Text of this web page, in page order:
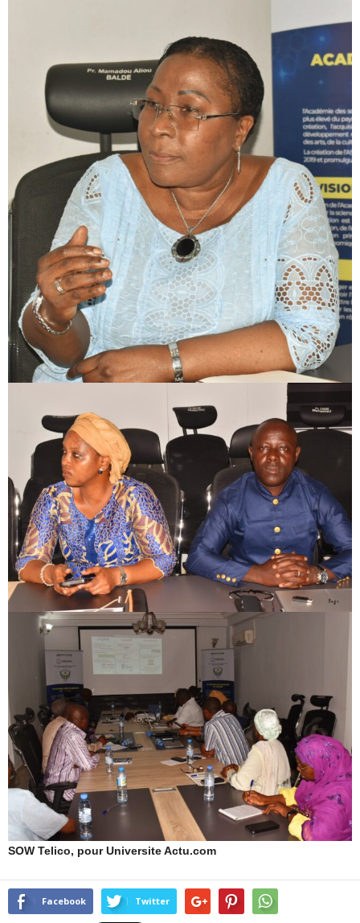
SOW Telico, pour Universite Actu.com
Facebook Twitter